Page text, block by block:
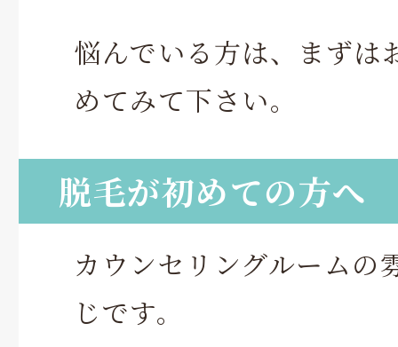
悩んでいる方は、まずは
めてみて下さい。
脱毛が初めての方へ
カウンセリングルームの
じです。